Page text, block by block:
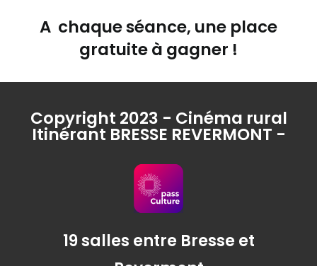
A chaque séance, une place
gratuite à gagner !
Copyright 2023 - Cinéma rural
Itinérant BRESSE REVERMONT -
19 salles entre Bresse et